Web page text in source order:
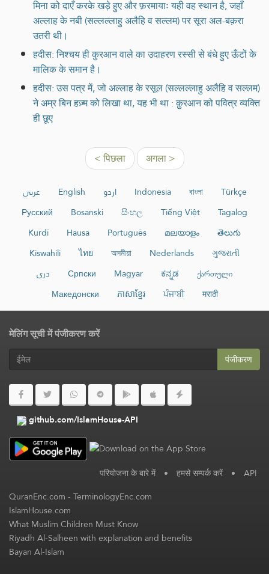
मिना को दाएँ करके खड़े हुए और फ़रमायाः यही वह स्थान है, जहाँ
अल्लाह के नबी (सल्लल्लाहु अलैहि व सल्लम) पर सूरा अल-बक़रा
उतरी थी।
हदीस: निश्चय ही कुरआन वाले का उदाहरण रस्सी से बंधे हुए ऊँटों के
मालिक के समान है।
हदीस: उस पत्र में, जो अल्लाह के रसूल (सल्लल्लाहु अलैहि व सल्लम)
ने अम्र बिन हज़्म को लिखा था, यह भी था : क़ुरआन को पवित्र व्यक्ति
ही छूए
< पिछला अगला >
عربي English اردو Indonesia বাংলা
Türkçe
Русский
Bosanski සිංහල Tiếng Việt
Tagalog
Kurdî
Hausa Português മലയാളം
తెలుగు
Kiswahili
ไทย অসমীয়া Nederlands
ગુજરાતી
دری
Српски Magyar ಕನ್ನಡ
ქართული
Македонски
ភាសាខ្មែរ ਪੰਜਾਬੀ मराठी
मेलिंग सूची में पंजीकरण करें
पंजीकरण
github.com/IslamHouse-API
परियोजना के बारे में • हमसे सम्पर्क करें • API
QuranEnc.com-TerminologyEnc.com
IslamHouse.com
What Muslim Children Must Know
Riyadh Al-Salheen with explanation and benefits
Bayan Al-Islam